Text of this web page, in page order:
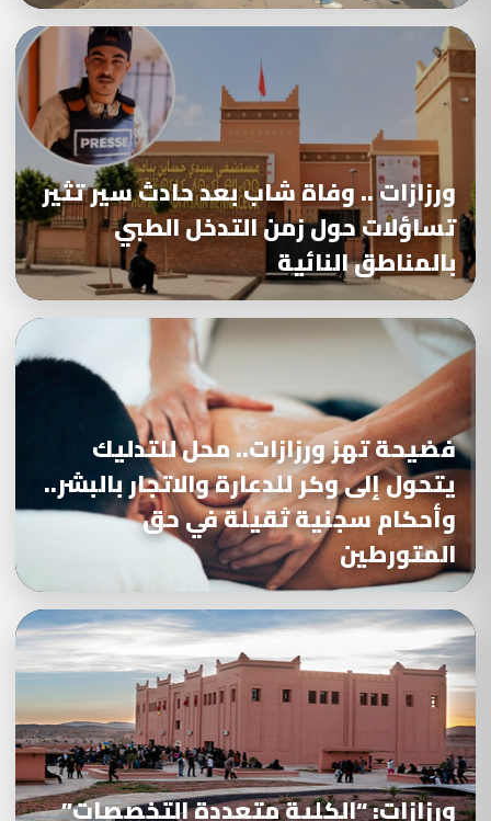
ورزازات .. وفاة شاب بعد حادث سير تثير
تساؤلات حول زمن التدخل الطبي
بالمناطق النائية
فضيحة تهز ورزازات.. محل للتدليك
يتحول إلى وكر للدعارة والاتجار بالبشر..
وأحكام سجنية ثقيلة في حق
المتورطين
ورزازات: “الكلية متعددة التخصصات”